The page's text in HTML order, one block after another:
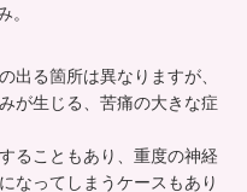
出る箇所は異なりますが、
が生じる、苦痛の大きな症
ることもあり、重度の神経
なってしまうケースもあり